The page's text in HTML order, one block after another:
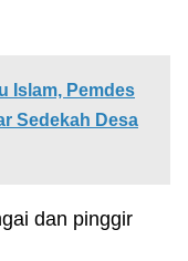
Islam, Pemdes
Sedekah Desa
dan pinggir